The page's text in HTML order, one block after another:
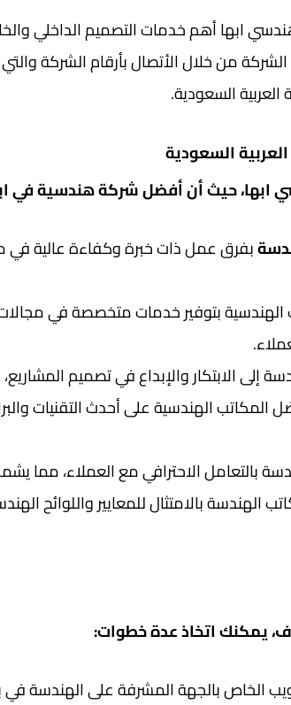
أهم خدمات التصميم الداخلي
من خلال الأتصال بأرقام الشركة
السعودية.
السعودية
حيث أن أفضل شركة هندسية في
بفرق عمل ذات خبرة وكفاءة عالية في
بتوفير خدمات متخصصة في مجالات
الابتكار والإبداع في تصميم
المكاتب الهندسية على أحدث التقنيات
بالتعامل الاحترافي مع العملاء، مما
الهندسة بالامتثال للمعايير واللوائح
يمكنك اتخاذ عدة خطوات:
الخاص بالجهة المشرفة على الهندسة